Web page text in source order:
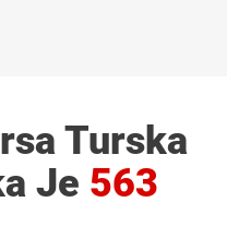
Turska
Je 563